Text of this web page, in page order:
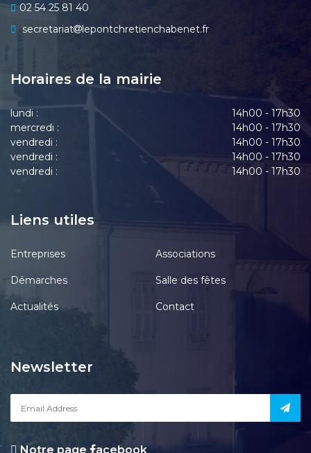
02 54 25 81 40
secretariat
lepontchretienchabenet.fr
Horaires de la mairie
lundi :
14h00 - 17h30
mercredi :
14h00 - 17h30
vendredi :
14h00 - 17h30
vendredi :
14h00 - 17h30
vendredi :
14h00 - 17h30
Liens utiles
Entreprises Associations
Démarches Salle des fêtes
Actualités Contact
Newsletter
Notre page acebook